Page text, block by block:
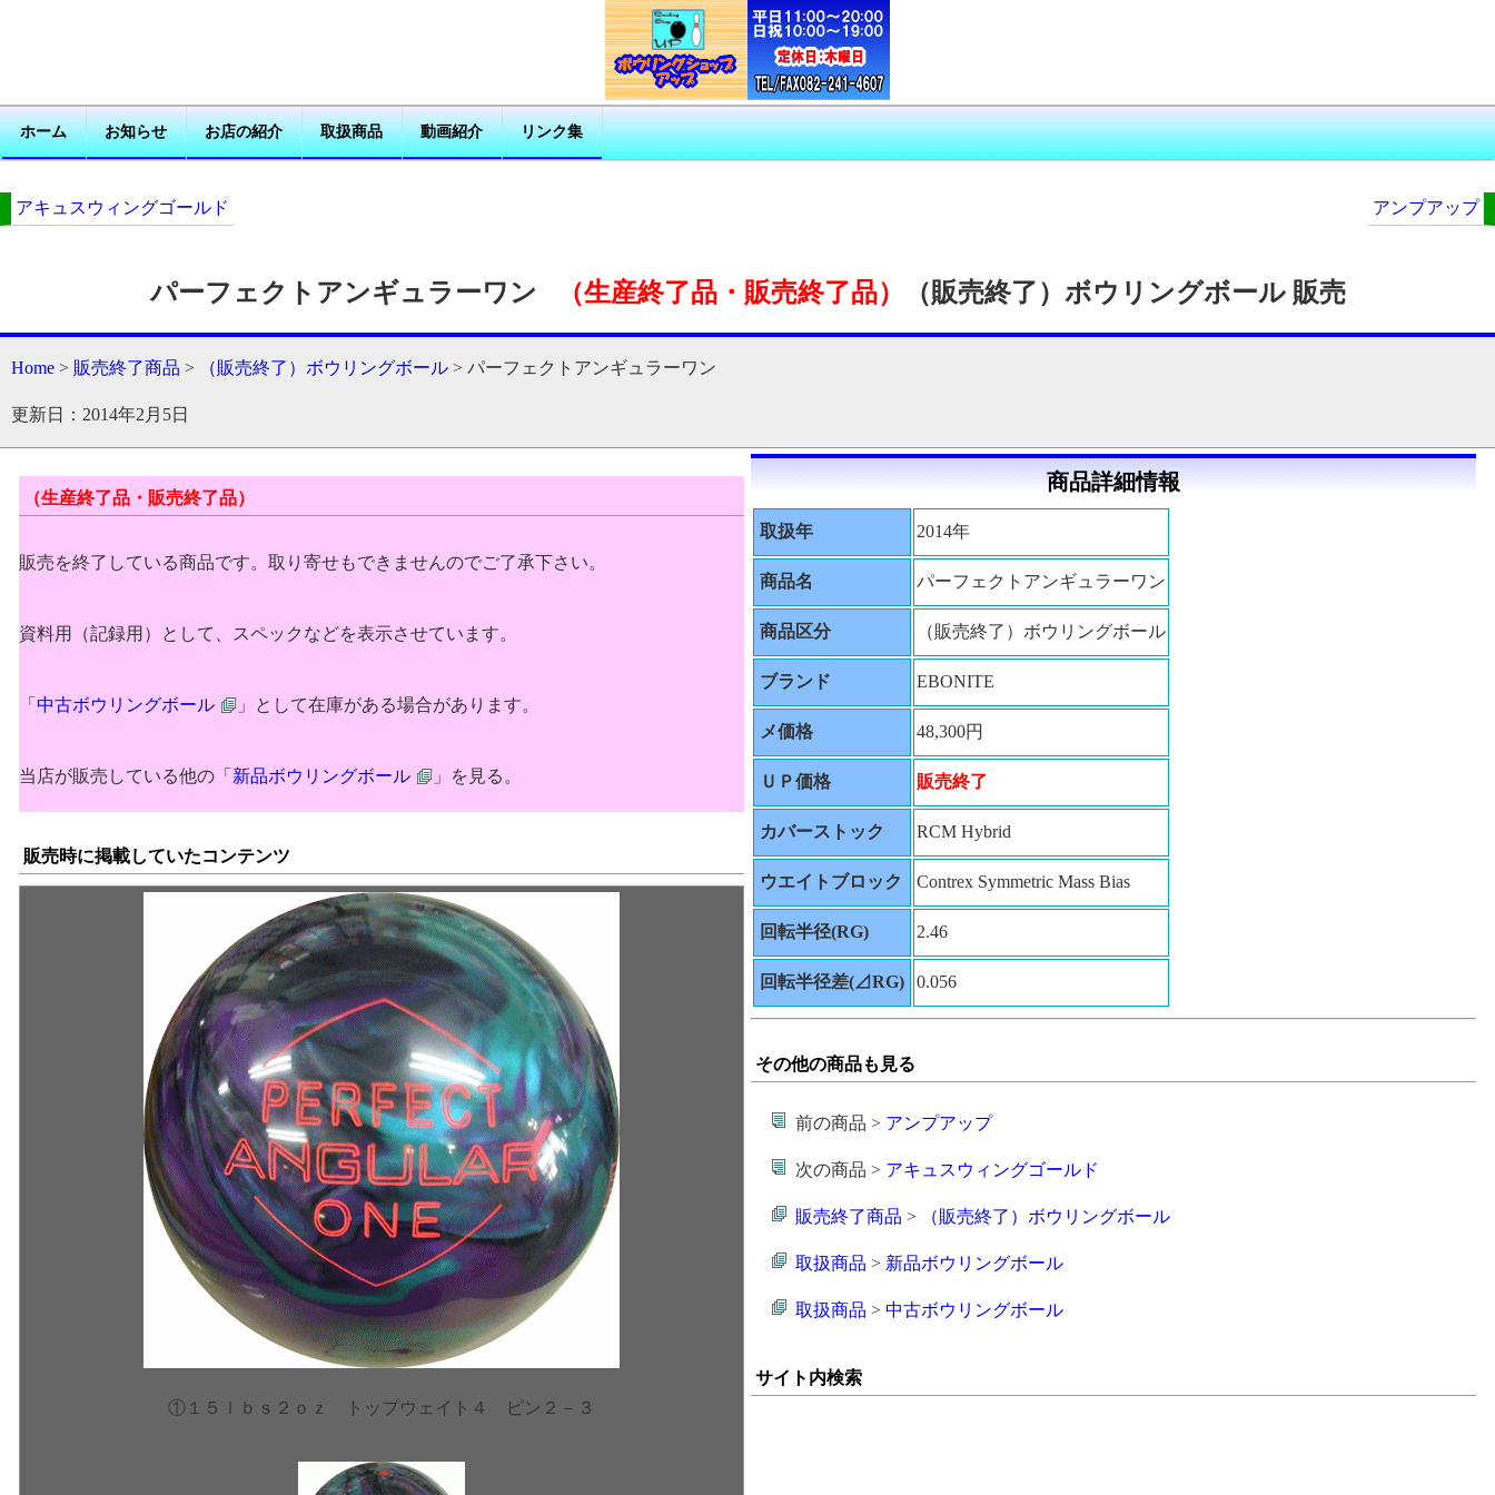
ホーム お知らせ お店の紹介 取扱商品 動画紹介 リンク集
アキュスウィングゴールド アンプアップ
パーフェクトアンギュラーワン （生産終了品・販売終了品） （販売終了）ボウリングボール 販売
Home > 販売終了商品 > （販売終了）ボウリングボール > パーフェクトアンギュラーワン
更新日：2014年2月5日
（生産終了品・販売終了品）
販売を終了している商品です。取り寄せもできませんのでご了承下さい。
資料用（記録用）として、スペックなどを表示させています。
「 中古ボウリングボール 」として在庫がある場合があります。
当店が販売している他の「 新品ボウリングボール 」を見る。
販売時に掲載していたコンテンツ
①１５ｌｂｓ２ｏｚ トップウェイト４ ピン２－３
商品詳細情報
取扱年 2014年
商品名 パーフェクトアンギュラーワン
商品区分 （販売終了）ボウリングボール
ブランド EBONITE
メ価格 48,300円
ＵＰ価格 販売終了
カバーストック RCM Hybrid
ウエイトブロック Contrex Symmetric Mass Bias
回転半径(RG) 2.46
回転半径差(⊿RG) 0.056
その他の商品も見る
前の商品 > アンプアップ
次の商品 > アキュスウィングゴールド
販売終了商品 > （販売終了）ボウリングボール
取扱商品 > 新品ボウリングボール
取扱商品 >中古ボウリングボール
サイト内検索